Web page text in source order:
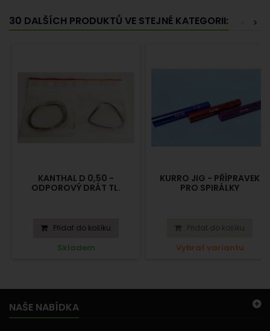
30 DALŠÍCH PRODUKTŮ VE STEJNÉ KATEGORII: >
KANTHAL D 0,50 -
ODPOROVÝ DRÁT TL.
Přidat do košíku
Skladem
KURRO JIG - PŘÍPRAVEK
PRO SPIRÁLKY
Přidat do košíku
Vybrat variantu
NAŠE NABÍDKA